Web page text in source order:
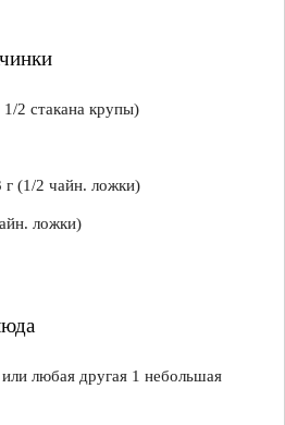
2 стакана крупы)
(1/2 чайн. ложки)
ложки)
любая другая 1 небольшая